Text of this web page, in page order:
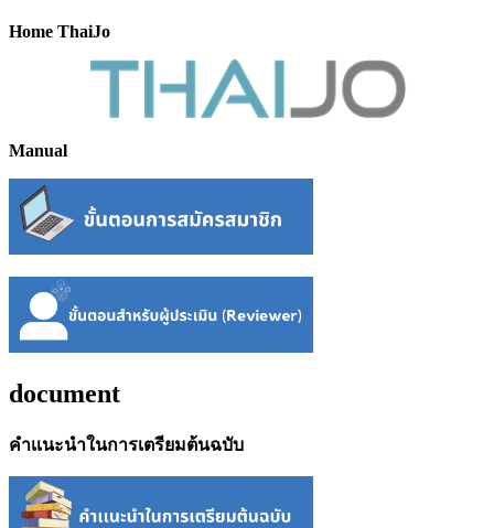
Home ThaiJo
Manual
document
คำเเนะนำในการเตรียมต้นฉบับ